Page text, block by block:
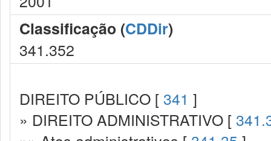
Classificação (CDDir)
341.352
DIREITO PÚBLICO [ 341 ]
» DIREITO ADMINISTRATIVO [